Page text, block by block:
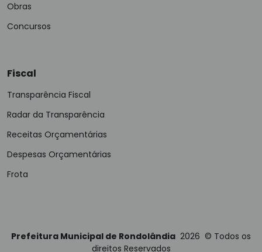
Obras
Concursos
Fiscal
Transparência Fiscal
Radar da Transparência
Receitas Orçamentárias
Despesas Orçamentárias
Frota
Prefeitura Municipal de Rondolândia 2026 © Todos os
direitos Reservados